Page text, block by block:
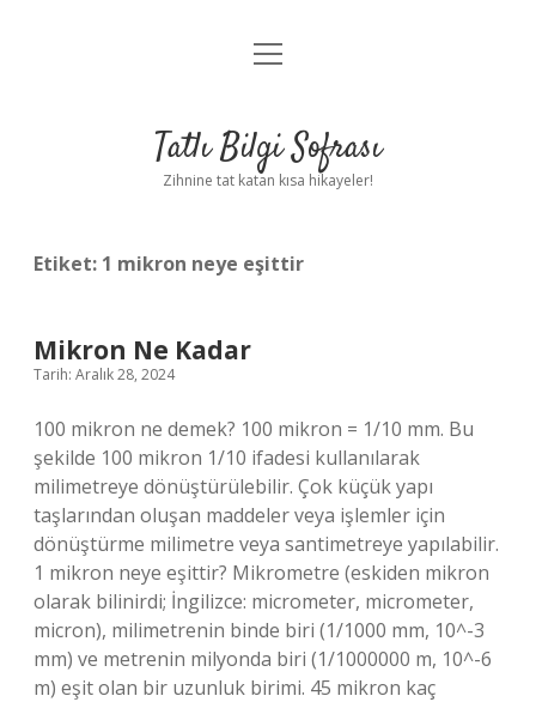
Anasayfa
Yasal Uyarı
menüyü
Tatlı Bilgi Sofrası
Zihnine tat katan kısa hikayeler!
Etiket: 1 mikron neye eşittir
Mikron Ne Kadar
Tarih: Aralık 28, 2024
100 mikron ne demek? 100 mikron = 1/10 mm. Bu
şekilde 100 mikron 1/10 ifadesi kullanılarak
milimetreye dönüştürülebilir. Çok küçük yapı
taşlarından oluşan maddeler veya işlemler için
dönüştürme milimetre veya santimetreye yapılabilir.
1 mikron neye eşittir? Mikrometre (eskiden mikron
olarak bilinirdi; İngilizce: micrometer, micrometer,
micron), milimetrenin binde biri (1/1000 mm, 10^-3
mm) ve metrenin milyonda biri (1/1000000 m, 10^-6
m) eşit olan bir uzunluk birimi. 45 mikron kaç